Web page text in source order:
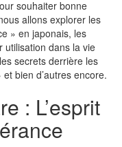
souhaiter bonne
allons explorer les
» en japonais, les
utilisation dans la vie
secrets derrière les
bien d’autres encore.
: L’esprit